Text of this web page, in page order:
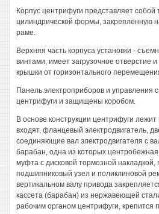
Корпус центрифуги представляет собой
цилиндрической формы, закрепленную
раме.
Верхняя часть корпуса установки -
винтами, имеет загрузочное отверстие
крышки от горизонтального
Панель электроприборов и управления
центрифуги и защищены коробом.
В основе конструкции центрифуги лежит
входят, фланцевый электродвигатель,
соединяющие вал электродвигателя с
барабан, одна из которых
муфта с дисковой тормозной накладкой,
подшипниковый узел и поликлиновой
вертикальном валу привода
кассета (барабан) из нержавеющей
рабочим органом центрифуги, крепится